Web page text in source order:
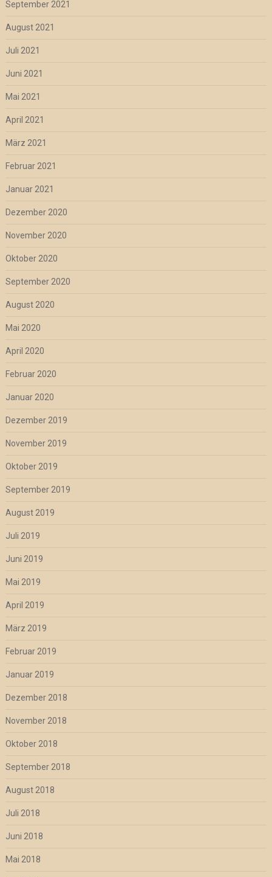
September 2021
August 2021
Juli 2021
Juni 2021
Mai 2021
April 2021
März 2021
Februar 2021
Januar 2021
Dezember 2020
November 2020
Oktober 2020
September 2020
August 2020
Mai 2020
April 2020
Februar 2020
Januar 2020
Dezember 2019
November 2019
Oktober 2019
September 2019
August 2019
Juli 2019
Juni 2019
Mai 2019
April 2019
März 2019
Februar 2019
Januar 2019
Dezember 2018
November 2018
Oktober 2018
September 2018
August 2018
Juli 2018
Juni 2018
Mai 2018